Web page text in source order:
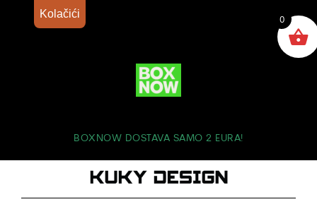
BOXNOW DOSTAVA SAMO 2 EURA!
0
Kolačići